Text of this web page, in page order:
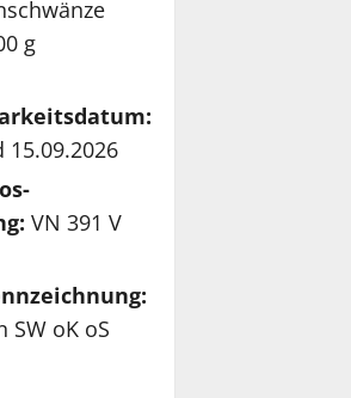
g
15.09.2026
VN 391 V
SW oK oS